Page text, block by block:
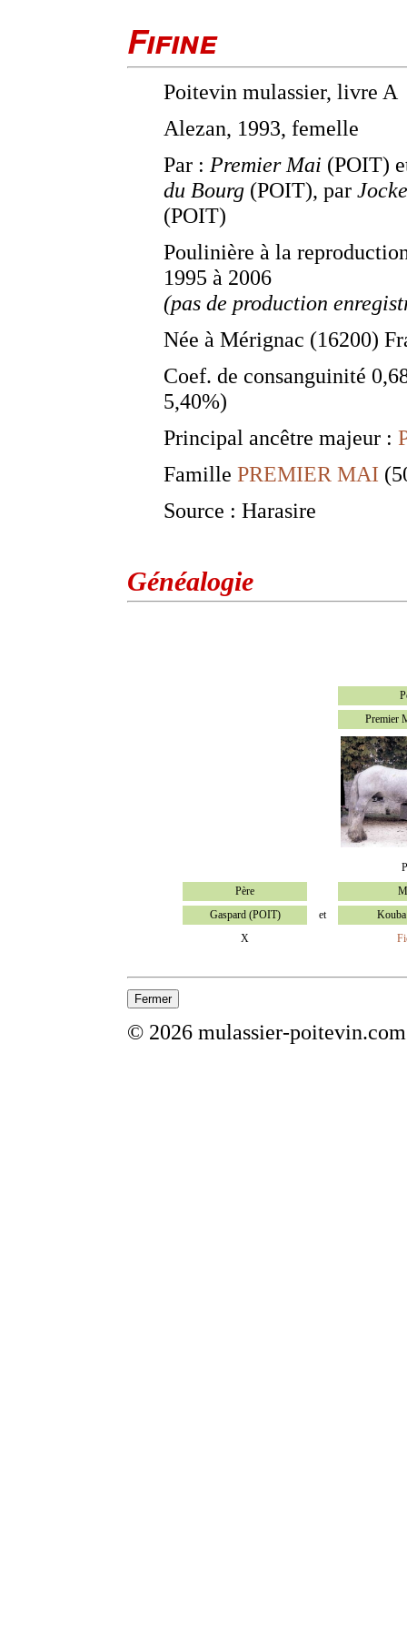
Fifine
Poitevin mulassier, livre A
Alezan, 1993, femelle
Par : Premier Mai (POIT)
du Bourg (POIT), par
(POIT)
Poulinière à la
1995 à 2006
(pas de production
Née à Mérignac (16200)
Coef. de consanguinité
5,40%)
Principal ancêtre majeur :
Famille PREMIER MAI
Source : Harasire
Généalogie
Premier
Père
Gaspard (POIT)
et
X
© 2026 mulassier-